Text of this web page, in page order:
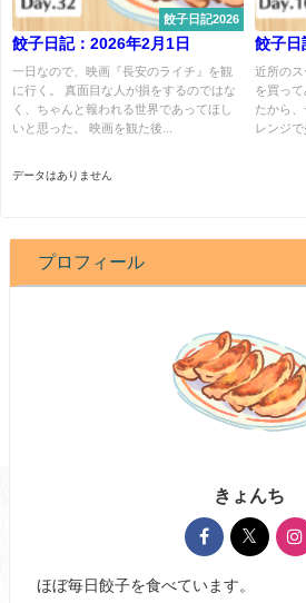
餃子日記2026
餃子日記：2026年2月1日
一日なので、映画『長安のライチ』を観
に行く。 真面目な人が損をするのではな
く、ちゃんと報われる世界であってほし
いと思った。 映画を観た後...
餃子日
近所の
を買っ
たから、
レンジ
データはありません
プロフィール
きょんち
ほぼ毎日餃子を食べています。